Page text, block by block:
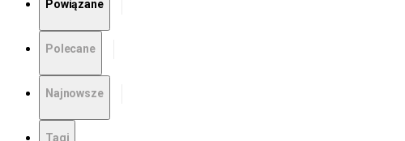
Powiązane
Polecane
Najnowsze
Tagi